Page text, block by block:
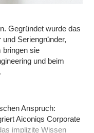
Gegründet wurde das
Seriengründer,
bringen sie
und beim
Anspruch:
Aiconiqs Corporate
implizite Wissen